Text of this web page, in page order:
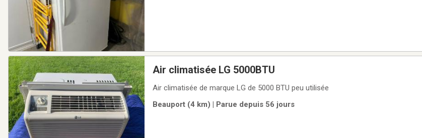
Air climatisée LG 5000BTU
Air climatisée de marque LG de 5000 BTU peu utilisée
Beauport (4 km) | Parue depuis 56 jours